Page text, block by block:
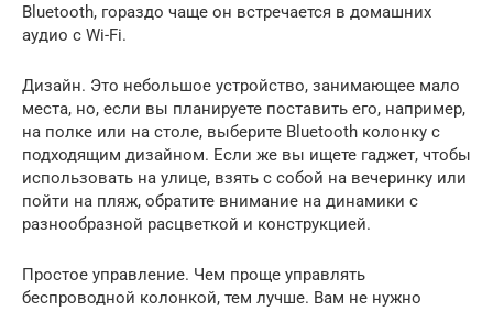
Bluetooth, гораздо чаще он встречается в домашних
аудио с Wi-Fi.
Дизайн. Это небольшое устройство, занимающее мало
места, но, если вы планируете поставить его, например,
на полке или на столе, выберите Bluetooth колонку с
подходящим дизайном. Если же вы ищете гаджет, чтобы
использовать на улице, взять с собой на вечеринку или
пойти на пляж, обратите внимание на динамики с
разнообразной расцветкой и конструкцией.
Простое управление. Чем проще управлять
беспроводной колонкой, тем лучше. Вам не нужно